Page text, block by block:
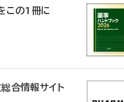
この1冊に
合情報サイト